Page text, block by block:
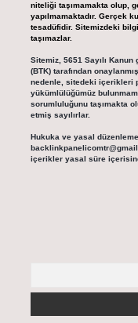
niteliği taşımamakta olup,
yapılmamaktadır. Gerçek
tesadüfidir. Sitemizdeki
taşımazlar.
Sitemiz, 5651 Sayılı
(BTK) tarafından
nedenle, sitedeki içerikleri
yükümlülüğümüz
sorumluluğunu taşımakta
etmiş sayılırlar.
Hukuka ve yasal
içerikler yasal süre